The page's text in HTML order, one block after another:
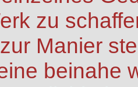
zu
Manier
beinahe